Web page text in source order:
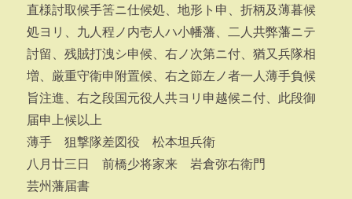
直様討取候手筈ニ仕候処、地形ト申、折柄及薄暮候
処ヨリ、九人程ノ内壱人ハ小幡藩、二人共弊藩ニテ
討留、残賊打洩シ申候、右ノ次第ニ付、猶又兵隊相
増、厳重守衛申附置候、右之節左ノ者一人薄手負候
旨注進、右之段国元役人共ヨリ申越候ニ付、此段御
届申上候以上
薄手 狙撃隊差図役 松本坦兵衛
八月廿三日 前橋少将家来 岩倉弥右衛門
芸州藩届書